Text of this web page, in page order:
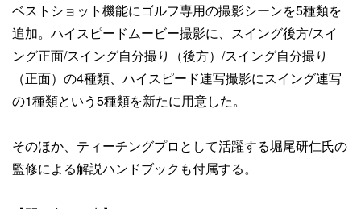
ベストショット機能にゴルフ専用の撮影シーンを5種類を
追加。ハイスピードムービー撮影に、スイング後方/スイ
ング正面/スイング自分撮り（後方）/スイング自分撮り
（正面）の4種類、ハイスピード連写撮影にスイング連写
の1種類という5種類を新たに用意した。
そのほか、ティーチングプロとして活躍する堀尾研仁氏の
監修による解説ハンドブックも付属する。